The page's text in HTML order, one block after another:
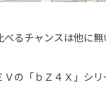
るチャンスは他に無
の「ｂＺ４Ｘ」シリ